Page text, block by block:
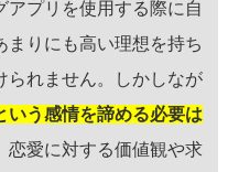
アプリを使用する際に自
まりにも高い理想を持ち
られません。しかしなが
いう感情を諦める必要は
恋愛に対する価値観や求